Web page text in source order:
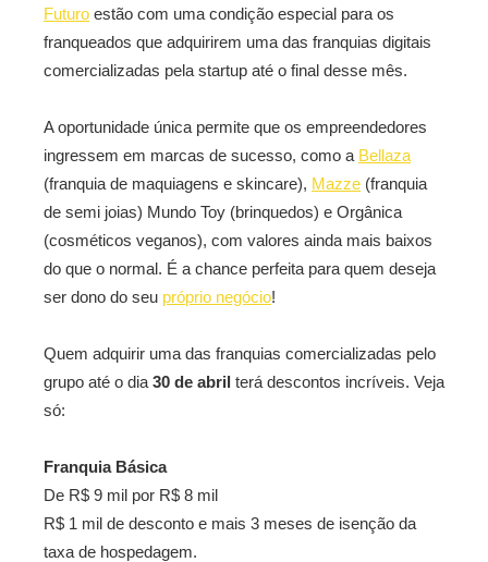
Futuro estão com uma condição especial para os
franqueados que adquirirem uma das franquias digitais
comercializadas pela startup até o final desse mês.
A oportunidade única permite que os empreendedores
ingressem em marcas de sucesso, como a Bellaza
(franquia de maquiagens e skincare), Mazze (franquia
de semi joias) Mundo Toy (brinquedos) e Orgânica
(cosméticos veganos), com valores ainda mais baixos
do que o normal. É a chance perfeita para quem deseja
ser dono do seu próprio negócio!
Quem adquirir uma das franquias comercializadas pelo
grupo até o dia 30 de abril terá descontos incríveis. Veja
só:
Franquia Básica
De R$ 9 mil por R$ 8 mil
R$ 1 mil de desconto e mais 3 meses de isenção da
taxa de hospedagem.